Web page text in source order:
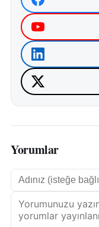
Yorumlar